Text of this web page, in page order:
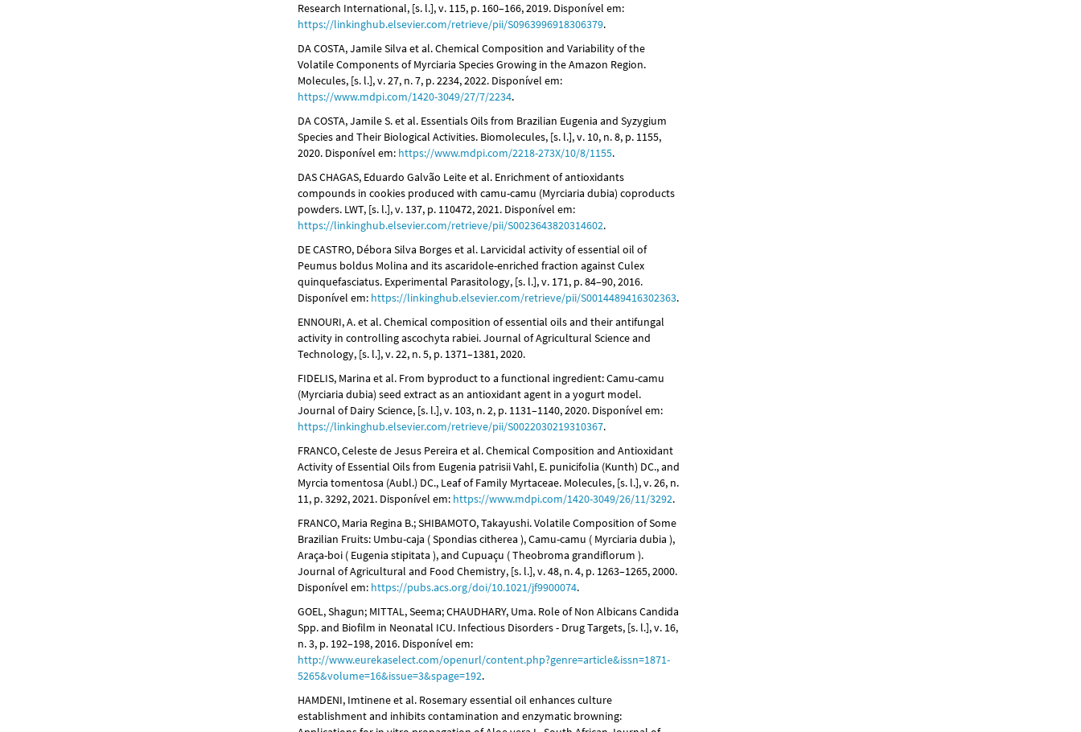
Research International, [s. l.], v. 115, p. 160–166, 2019. Disponível em:
https://linkinghub.elsevier.com/retrieve/pii/S0963996918306379.
DA COSTA, Jamile Silva et al. Chemical Composition and Variability of the
Volatile Components of Myrciaria Species Growing in the Amazon Region.
Molecules, [s. l.], v. 27, n. 7, p. 2234, 2022. Disponível em:
https://www.mdpi.com/1420-3049/27/7/2234.
DA COSTA, Jamile S. et al. Essentials Oils from Brazilian Eugenia and Syzygium
Species and Their Biological Activities. Biomolecules, [s. l.], v. 10, n. 8, p. 1155,
2020. Disponível em: https://www.mdpi.com/2218-273X/10/8/1155.
DAS CHAGAS, Eduardo Galvão Leite et al. Enrichment of antioxidants
compounds in cookies produced with camu-camu (Myrciaria dubia) coproducts
powders. LWT, [s. l.], v. 137, p. 110472, 2021. Disponível em:
https://linkinghub.elsevier.com/retrieve/pii/S0023643820314602.
DE CASTRO, Débora Silva Borges et al. Larvicidal activity of essential oil of
Peumus boldus Molina and its ascaridole-enriched fraction against Culex
quinquefasciatus. Experimental Parasitology, [s. l.], v. 171, p. 84–90, 2016.
Disponível em: https://linkinghub.elsevier.com/retrieve/pii/S0014489416302363.
ENNOURI, A. et al. Chemical composition of essential oils and their antifungal
activity in controlling ascochyta rabiei. Journal of Agricultural Science and
Technology, [s. l.], v. 22, n. 5, p. 1371–1381, 2020.
FIDELIS, Marina et al. From byproduct to a functional ingredient: Camu-camu
(Myrciaria dubia) seed extract as an antioxidant agent in a yogurt model.
Journal of Dairy Science, [s. l.], v. 103, n. 2, p. 1131–1140, 2020. Disponível em:
https://linkinghub.elsevier.com/retrieve/pii/S0022030219310367.
FRANCO, Celeste de Jesus Pereira et al. Chemical Composition and Antioxidant
Activity of Essential Oils from Eugenia patrisii Vahl, E. punicifolia (Kunth) DC., and
Myrcia tomentosa (Aubl.) DC., Leaf of Family Myrtaceae. Molecules, [s. l.], v. 26, n.
11, p. 3292, 2021. Disponível em: https://www.mdpi.com/1420-3049/26/11/3292.
FRANCO, Maria Regina B.; SHIBAMOTO, Takayushi. Volatile Composition of Some
Brazilian Fruits: Umbu-caja ( Spondias citherea ), Camu-camu ( Myrciaria dubia ),
Araça-boi ( Eugenia stipitata ), and Cupuaçu ( Theobroma grandiflorum ).
Journal of Agricultural and Food Chemistry, [s. l.], v. 48, n. 4, p. 1263–1265, 2000.
Disponível em: https://pubs.acs.org/doi/10.1021/jf9900074.
GOEL, Shagun; MITTAL, Seema; CHAUDHARY, Uma. Role of Non Albicans Candida
Spp. and Biofilm in Neonatal ICU. Infectious Disorders - Drug Targets, [s. l.], v. 16,
n. 3, p. 192–198, 2016. Disponível em:
http://www.eurekaselect.com/openurl/content.php?genre=article&issn=1871-
5265&volume=16&issue=3&spage=192.
HAMDENI, Imtinene et al. Rosemary essential oil enhances culture
establishment and inhibits contamination and enzymatic browning: